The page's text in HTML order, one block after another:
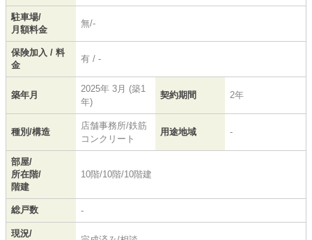
駐車場/
月額料金
無/-
保険加入 / 料
金
有 / -
築年月
2025年 3月 (築1
年)
契約期間 2年
種別/構造
店舗事務所/鉄筋
コンクリート
用途地域 -
部屋/
所在階/
階建
10階/10階/10階建
総戸数 -
現況/